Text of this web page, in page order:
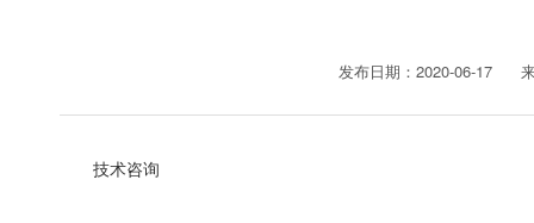
发布日期：2020-06-17
技术咨询